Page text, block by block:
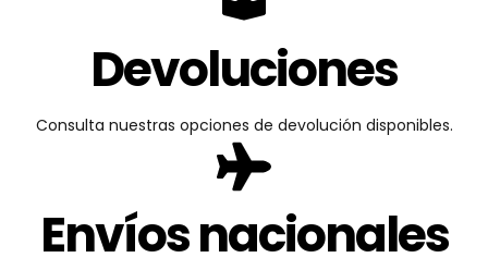
Devoluciones
Consulta nuestras opciones de devolución disponibles.
Envíos nacionales